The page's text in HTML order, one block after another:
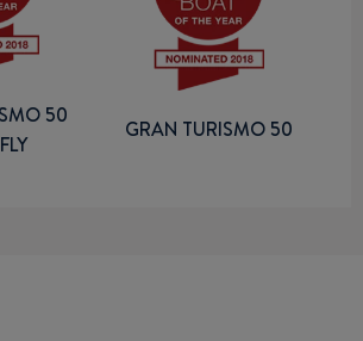
50
GRAN TURISMO 50